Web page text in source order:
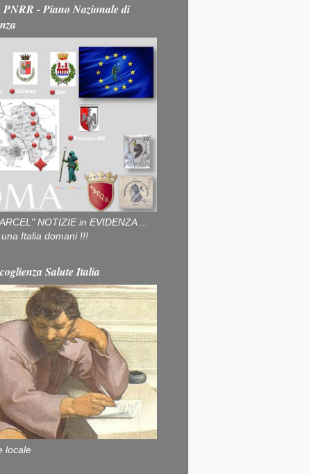
- Piano Nazionale di
NOTIZIE in EVIDENZA ...
Italia domani !!!
Salute Italia
locale